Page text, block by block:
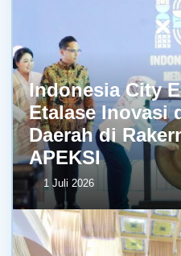
Indonesia City
Etalase Inovasi
Daerah di
APEKSI
1 Juli 2026